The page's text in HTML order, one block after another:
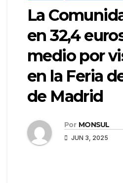
La
en 32,4
medio por
en la Feria
de Madrid
Por MONSUL
JUN 3, 2025